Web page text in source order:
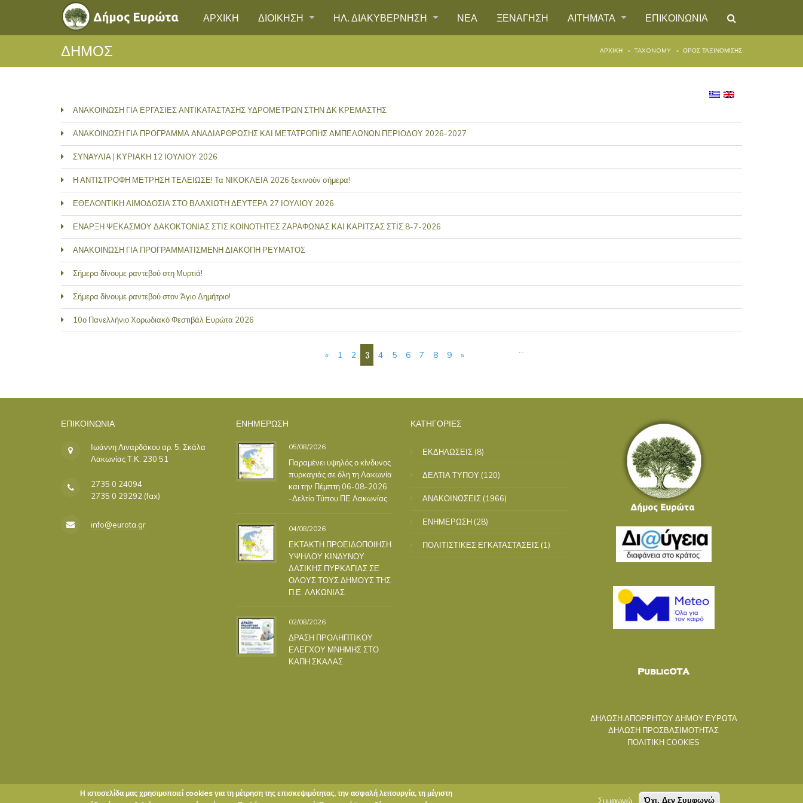
ΑΡΧΙΚΗ ΔΙΟΙΚΗΣΗ ΗΛ. ΔΙΑΚΥΒΕΡΝΗΣΗ ΝΕΑ ΞΕΝΑΓΗΣΗ ΑΙΤΗΜΑΤΑ ΕΠΙΚΟΙΝΩΝΙΑ
ΔΗΜΟΣ ΑΡΧΙΚΉ TAXONOMY ΌΡΟΣ ΤΑΞΙΝΌΜΙΣΗΣ
ΑΝΑΚΟΙΝΩΣΗ ΓΙΑ ΕΡΓΑΣΙΕΣ ΑΝΤΙΚΑΤΑΣΤΑΣΗΣ ΥΔΡΟΜΕΤΡΩΝ ΣΤΗΝ ΔΚ ΚΡΕΜΑΣΤΗΣ
ΑΝΑΚΟΙΝΩΣΗ ΓΙΑ ΠΡΟΓΡΑΜΜΑ ΑΝΑΔΙΑΡΘΡΩΣΗΣ ΚΑΙ ΜΕΤΑΤΡΟΠΗΣ ΑΜΠΕΛΩΝΩΝ ΠΕΡΙΟΔΟΥ 2026-2027
ΣΥΝΑΥΛΙΑ | ΚΥΡΙΑΚΗ 12 ΙΟΥΛΙΟΥ 2026
Η ΑΝΤΙΣΤΡΟΦΗ ΜΕΤΡΗΣΗ ΤΕΛΕΙΩΣΕ! Τα ΝΙΚΟΚΛΕΙΑ 2026 ξεκινούν σήμερα!
ΕΘΕΛΟΝΤΙΚΗ ΑΙΜΟΔΟΣΙΑ ΣΤΟ ΒΛΑΧΙΩΤΗ ΔΕΥΤΕΡΑ 27 ΙΟΥΛΙΟΥ 2026
ΕΝΑΡΞΗ ΨΕΚΑΣΜΟΥ ΔΑΚΟΚΤΟΝΙΑΣ ΣΤΙΣ ΚΟΙΝΟΤΗΤΕΣ ΖΑΡΑΦΩΝΑΣ ΚΑΙ ΚΑΡΙΤΣΑΣ ΣΤΙΣ 8-7-2026
ΑΝΑΚΟΙΝΩΣΗ ΓΙΑ ΠΡΟΓΡΑΜΜΑΤΙΣΜΕΝΗ ΔΙΑΚΟΠΗ ΡΕΥΜΑΤΟΣ
Σήμερα δίνουμε ραντεβού στη Μυρτιά!
Σήμερα δίνουμε ραντεβού στον Άγιο Δημήτριο!
10ο Πανελλήνιο Χορωδιακό Φεστιβάλ Ευρώτα 2026
« 1 2 3 4 5 6 7 8 9 »
ΕΠΙΚΟΙΝΩΝΊΑ
Ιωάννη Λιναρδάκου αρ. 5, Σκάλα
Λακωνίας Τ.Κ. 230 51
2735 0 24094
2735 0 29292 (fax)
info@eurota.gr
ΕΝΗΜΕΡΩΣΗ
05/08/2026
Παραμένει υψηλός ο κίνδυνος
πυρκαγιάς σε όλη τη Λακωνία
και την Πέμπτη 06-08-2026
-Δελτίο Τύπου ΠΕ Λακωνίας
04/08/2026
ΕΚΤΑΚΤΗ ΠΡΟΕΙΔΟΠΟΙΗΣΗ
ΥΨΗΛΟΥ ΚΙΝΔΥΝΟΥ
ΔΑΣΙΚΗΣ ΠΥΡΚΑΓΙΑΣ ΣΕ
ΟΛΟΥΣ ΤΟΥΣ ΔΗΜΟΥΣ ΤΗΣ
Π.Ε. ΛΑΚΩΝΙΑΣ
02/08/2026
ΔΡΑΣΗ ΠΡΟΛΗΠΤΙΚΟΥ
ΕΛΕΓΧΟΥ ΜΝΗΜΗΣ ΣΤΟ
ΚΑΠΗ ΣΚΑΛΑΣ
ΚΑΤΗΓΟΡΙΕΣ
ΕΚΔΗΛΩΣΕΙΣ (8)
ΔΕΛΤΙΑ ΤΥΠΟΥ (120)
ΑΝΑΚΟΙΝΩΣΕΙΣ (1966)
ΕΝΗΜΕΡΩΣΗ (28)
ΠΟΛΙΤΙΣΤΙΚΕΣ ΕΓΚΑΤΑΣΤΑΣΕΙΣ (1)
ΔΗΛΩΣΗ ΑΠΟΡΡΗΤΟΥ ΔΗΜΟΥ ΕΥΡΩΤΑ
ΔΗΛΩΣΗ ΠΡΟΣΒΑΣΙΜΟΤΗΤΑΣ
ΠΟΛΙΤΙΚΗ COOKIES
Η ιστοσελίδα μας χρησιμοποιεί cookies για τη μέτρηση της επισκεψιμότητας, την ασφαλή λειτουργία, τη μέγιστη
Συμφωνώ Όχι, Δεν Συμφωνώ